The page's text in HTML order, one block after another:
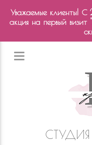
Уважаемые клиенты! С
акция на первый визит